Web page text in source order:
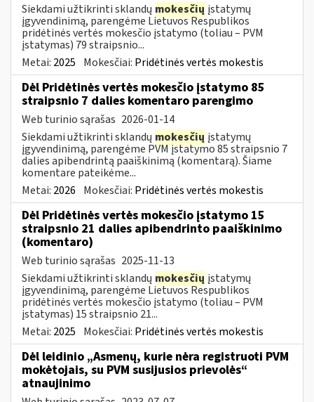
Siekdami užtikrinti sklandų mokesčių įstatymų
įgyvendinimą, parengėme Lietuvos Respublikos
pridėtinės vertės mokesčio įstatymo (toliau – PVM
įstatymas) 79 straipsnio...
Metai: 2025 Mokesčiai: Pridėtinės vertės mokestis
Dėl Pridėtinės vertės mokesčio įstatymo 85
straipsnio 7 dalies komentaro parengimo
Web turinio sąrašas 2026-01-14
Siekdami užtikrinti sklandų mokesčių įstatymų
įgyvendinimą, parengėme PVM įstatymo 85 straipsnio 7
dalies apibendrintą paaiškinimą (komentarą). Šiame
komentare pateikėme...
Metai: 2026 Mokesčiai: Pridėtinės vertės mokestis
Dėl Pridėtinės vertės mokesčio įstatymo 15
straipsnio 21 dalies apibendrinto paaiškinimo
(komentaro)
Web turinio sąrašas 2025-11-13
Siekdami užtikrinti sklandų mokesčių įstatymų
įgyvendinimą, parengėme Lietuvos Respublikos
pridėtinės vertės mokesčio įstatymo (toliau – PVM
įstatymas) 15 straipsnio 21...
Metai: 2025 Mokesčiai: Pridėtinės vertės mokestis
Dėl leidinio „Asmenų, kurie nėra registruoti PVM
mokėtojais, su PVM susijusios prievolės“
atnaujinimo